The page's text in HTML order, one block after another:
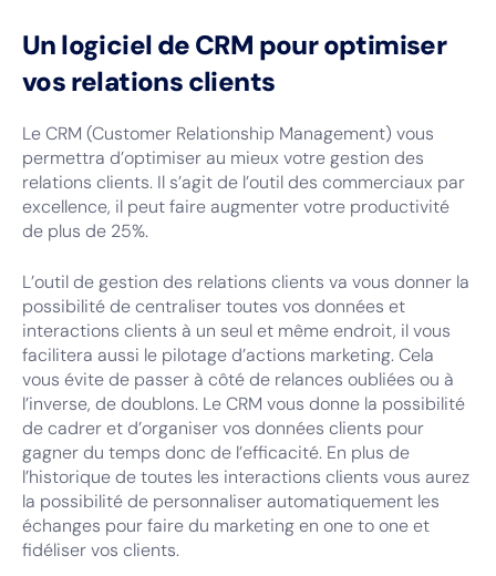
Un logiciel de CRM pour optimiser
vos relations clients
Le CRM (Customer Relationship Management) vous
permettra d’optimiser au mieux votre gestion des
relations clients. Il s’agit de l’outil des commerciaux par
excellence, il peut faire augmenter votre productivité
de plus de 25%.
L’outil de gestion des relations clients va vous donner la
possibilité de centraliser toutes vos données et
interactions clients à un seul et même endroit, il vous
facilitera aussi le pilotage d’actions marketing. Cela
vous évite de passer à côté de relances oubliées ou à
l’inverse, de doublons. Le CRM vous donne la possibilité
de cadrer et d’organiser vos données clients pour
gagner du temps donc de l’efficacité. En plus de
l’historique de toutes les interactions clients vous aurez
la possibilité de personnaliser automatiquement les
échanges pour faire du marketing en one to one et
fidéliser vos clients.